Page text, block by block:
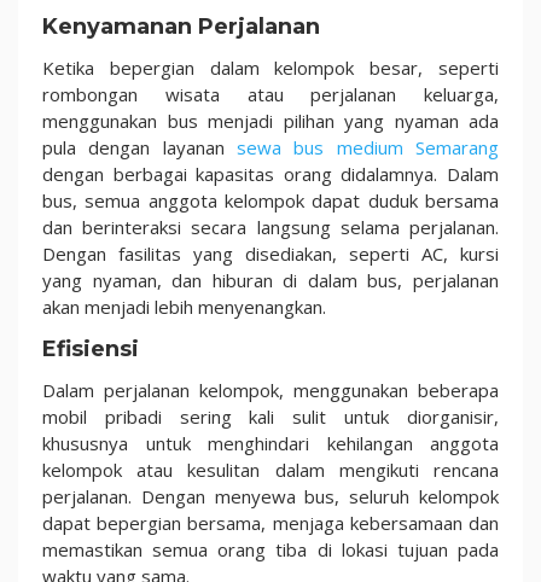
Kenyamanan Perjalanan
Ketika bepergian dalam kelompok besar, seperti
rombongan wisata atau perjalanan keluarga,
menggunakan bus menjadi pilihan yang nyaman ada
pula dengan layanan sewa bus medium Semarang
dengan berbagai kapasitas orang didalamnya. Dalam
bus, semua anggota kelompok dapat duduk bersama
dan berinteraksi secara langsung selama perjalanan.
Dengan fasilitas yang disediakan, seperti AC, kursi
yang nyaman, dan hiburan di dalam bus, perjalanan
akan menjadi lebih menyenangkan.
Efisiensi
Dalam perjalanan kelompok, menggunakan beberapa
mobil pribadi sering kali sulit untuk diorganisir,
khususnya untuk menghindari kehilangan anggota
kelompok atau kesulitan dalam mengikuti rencana
perjalanan. Dengan menyewa bus, seluruh kelompok
dapat bepergian bersama, menjaga kebersamaan dan
memastikan semua orang tiba di lokasi tujuan pada
waktu yang sama.